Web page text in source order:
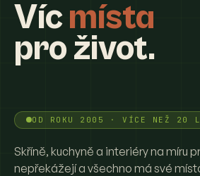
Vícmísta
pro život.
OD ROKU 2005 · VÍCE NEŽ 20
Skříně, kuchyně a interiéry na míru
nepřekážejí a všechno má své